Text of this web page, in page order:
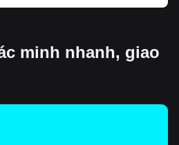
minh nhanh, giao